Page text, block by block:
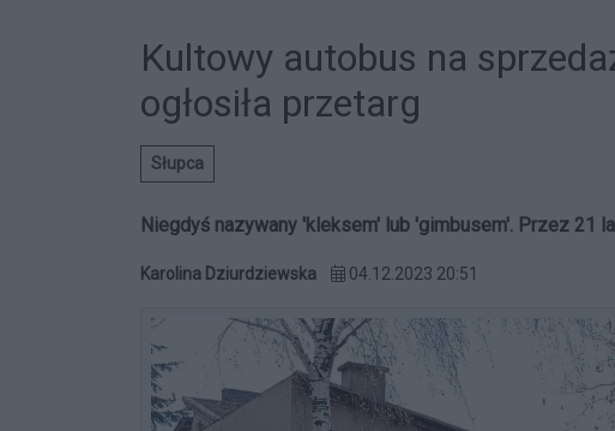
Kultowy autobus na
ogłosiła przetarg
Słupca
Niegdyś nazywany 'kleksem' lub 'gimbusem'. Przez 21
Karolina Dziurdziewska 04.12.2023 20:51